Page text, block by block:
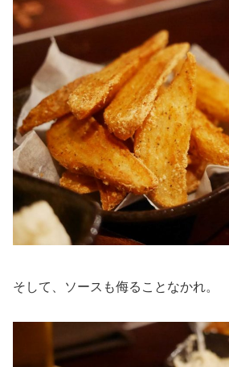
そして、ソースも侮ることなかれ。